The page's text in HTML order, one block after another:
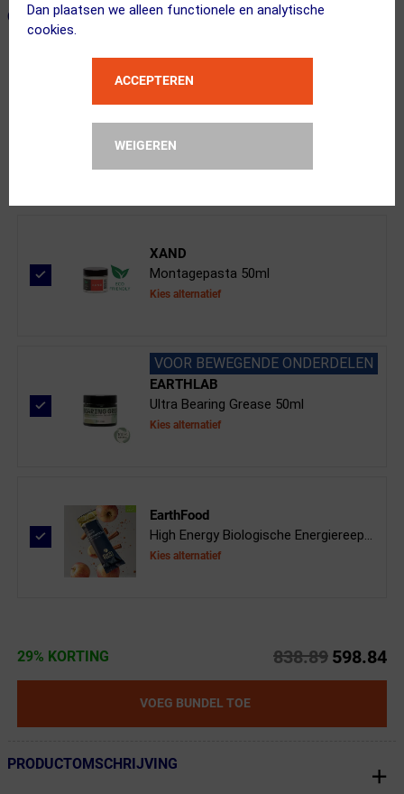
Dan plaatsen we alleen functionele en analytische
cookies.
ACCEPTEREN
WEIGEREN
← Terug naar productnavigatie
ONZE AANBEVOLEN COMBINATIE
SRAM
Force Aero AXS 1x E1 DUB Direct Mou...
XAND
Montagepasta 50ml
Kies alternatief
VOOR BEWEGENDE ONDERDELEN
EARTHLAB
Ultra Bearing Grease 50ml
Kies alternatief
EarthFood
High Energy Biologische Energiereep...
Kies alternatief
29% KORTING 838.89 598.84
VOEG BUNDEL TOE
← Terug naar productnavigatie
PRODUCTOMSCHRIJVING